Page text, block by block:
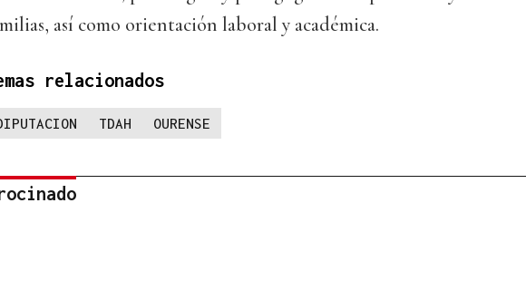
así como orientación laboral y académica.
relacionados
TDAH OURENSE